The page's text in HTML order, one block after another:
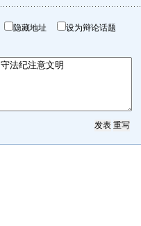
隐藏地址 设为辩论话题